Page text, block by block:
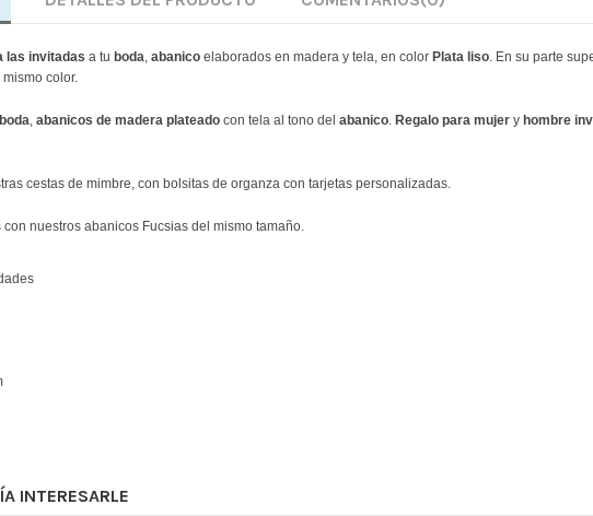
las invitadas a tu boda, abanico elaborados en madera y tela, en color Plata liso. En su parte
color.
, abanicos de madera plateado con tela al tono del abanico. Regalo para mujer y hombre
cestas de mimbre, con bolsitas de organza con tarjetas personalizadas.
con nuestros abanicos Fucsias del mismo tamaño.
INTERESARLE